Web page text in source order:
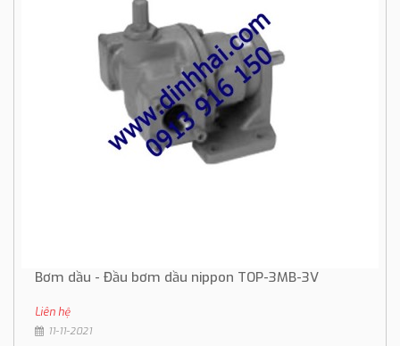
Bơm dầu - Đầu bơm dầu nippon TOP-3MB-3V
Liên hệ
11-11-2021